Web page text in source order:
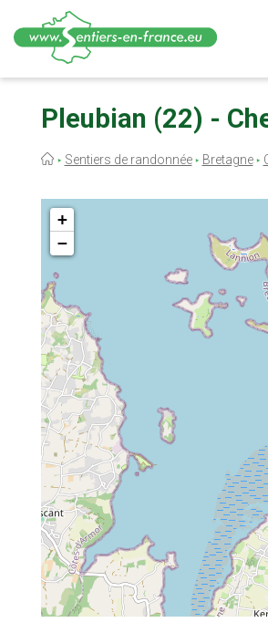
contenuPleubian (22) -
Fil
Sentiers de randonnée Bretagne
+
−